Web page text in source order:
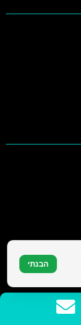
הבנתי